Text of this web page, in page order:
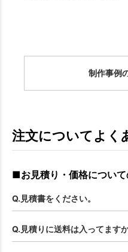
制作事例
注文についてよく
■お見積り・価格について
Q.見積書をください。
Q.見積りに送料は入ってますか